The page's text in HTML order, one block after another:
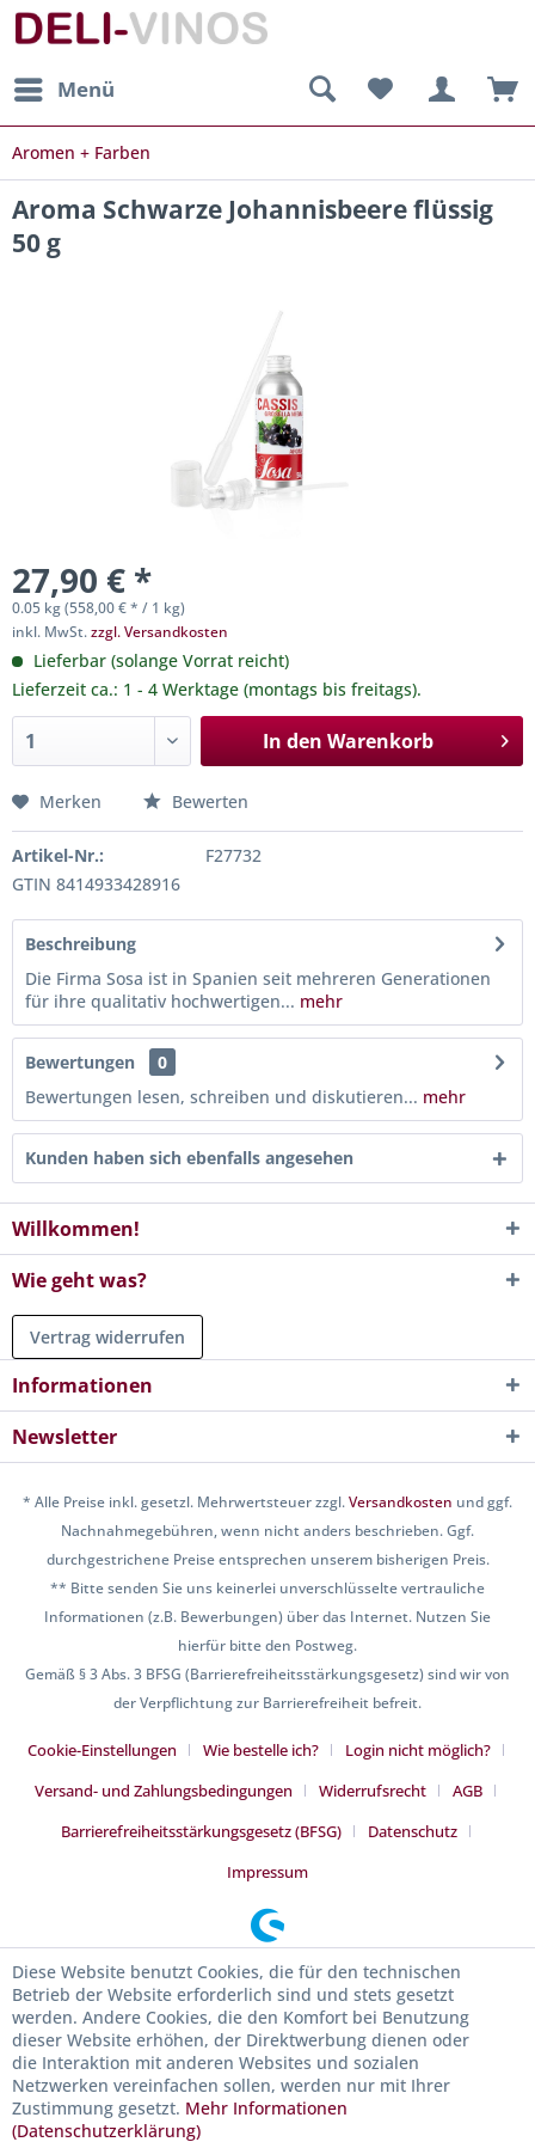
Menü
Aromen + Farben
Aroma Schwarze Johannisbeere flüssig
50 g
27,90 € *
0.05 kg (558,00 € * / 1 kg)
inkl. MwSt.zzgl. Versandkosten
Lieferbar (solange Vorrat reicht)
Lieferzeit ca.: 1 - 4 Werktage (montags bis freitags).
In den Warenkorb
Merken Bewerten
Artikel-Nr.:
F27732
GTIN 8414933428916
Beschreibung
Die Firma Sosa ist in Spanien seit mehreren Generationen
für ihre qualitativ hochwertigen... mehr
Bewertungen
0
Bewertungen lesen, schreiben und diskutieren... mehr
Kunden haben sich ebenfalls angesehen
Willkommen!
Wie geht was?
Vertrag widerrufen
Informationen
Newsletter
* Alle Preise inkl. gesetzl. Mehrwertsteuer zzgl.Versandkosten und ggf.
Nachnahmegebühren, wenn nicht anders beschrieben. Ggf.
durchgestrichene Preise entsprechen unserem bisherigen Preis.
** Bitte senden Sie uns keinerlei unverschlüsselte vertrauliche
Informationen (z.B. Bewerbungen) über das Internet. Nutzen Sie
hierfür bitte den Postweg.
Gemäß § 3 Abs. 3 BFSG (Barrierefreiheitsstärkungsgesetz) sind wir von
der Verpflichtung zur Barrierefreiheit befreit.
Cookie-Einstellungen Wie bestelle ich?
Login nicht möglich?
Versand- und Zahlungsbedingungen
Widerrufsrecht
AGB
Barrierefreiheitsstärkungsgesetz (BFSG)
Datenschutz
Impressum
Diese Website benutzt Cookies, die für den technischen
Betrieb der Website erforderlich sind und stets gesetzt
werden. Andere Cookies, die den Komfort bei Benutzung
dieser Website erhöhen, der Direktwerbung dienen oder
die Interaktion mit anderen Websites und sozialen
Netzwerken vereinfachen sollen, werden nur mit Ihrer
Zustimmung gesetzt. Mehr Informationen
(Datenschutzerklärung)